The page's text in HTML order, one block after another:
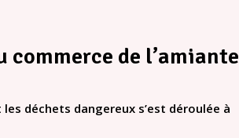
commerce de l’amiante
déchets dangereux s’est déroulée à